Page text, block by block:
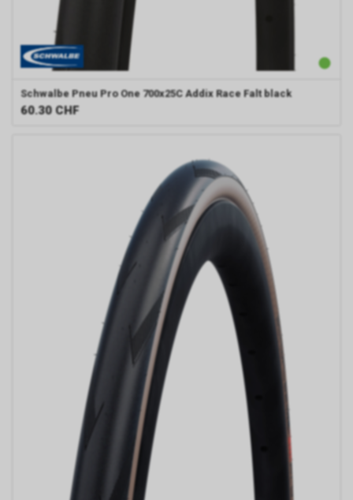
Schwalbe Pneu Pro One 700x25C Addix Race Falt black
60.30 CHF